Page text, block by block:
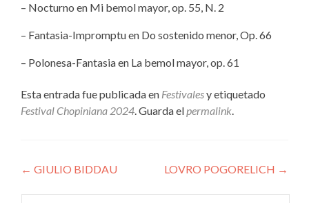
– Nocturno en Mi bemol mayor, op. 55, N. 2
– Fantasia-Impromptu en Do sostenido menor, Op. 66
– Polonesa-Fantasia en La bemol mayor, op. 61
Esta entrada fue publicada en Festivalesy etiquetado
Festival Chopiniana 2024. Guarda elpermalink.
Navegación
de
← GIULIO BIDDAU LOVRO POGORELICH →